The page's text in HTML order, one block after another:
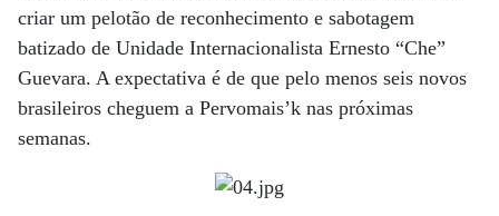
criar um pelotão de reconhecimento e sabotagem
batizado de Unidade Internacionalista Ernesto “Che”
Guevara. A expectativa é de que pelo menos seis novos
brasileiros cheguem a Pervomais’k nas próximas
semanas.